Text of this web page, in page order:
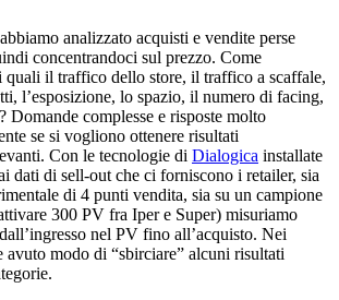
abbiamo analizzato acquisti e vendite perse
concentrandoci sul prezzo. Come
quali il traffico dello store, il traffico a scaffale,
l’esposizione, lo spazio, il numero di facing,
Domande complesse e risposte molto
se si vogliono ottenere risultati
Con le tecnologie di Dialogica installate
dati di sell-out che ci forniscono i retailer, sia
di 4 punti vendita, sia su un campione
300 PV fra Iper e Super) misuriamo
nel PV fino all’acquisto. Nei
avuto modo di “sbirciare” alcuni risultati